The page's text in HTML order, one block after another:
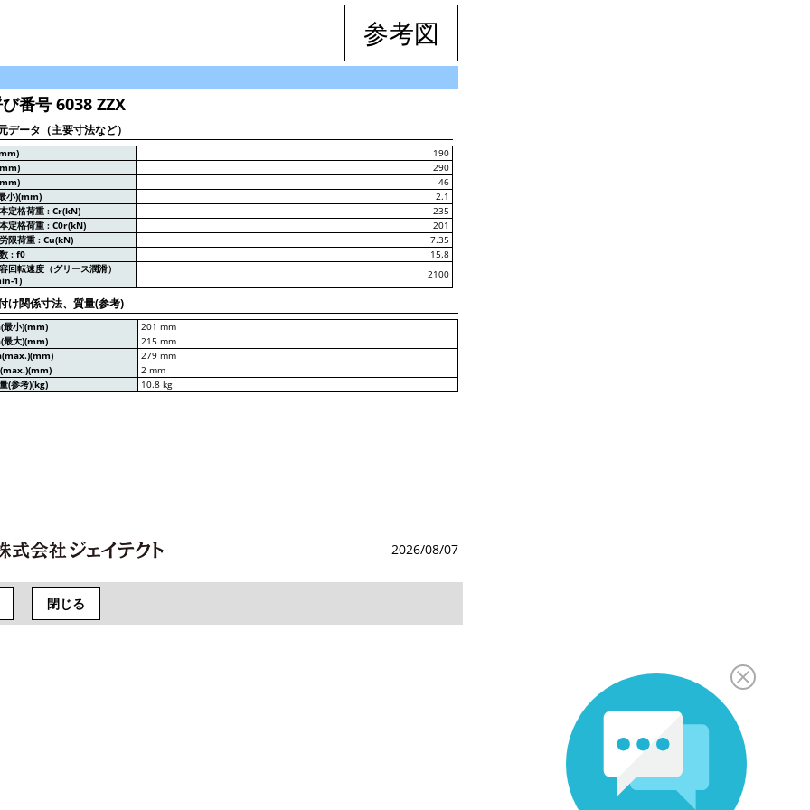
参考図
番号 6038 ZZX
データ（主要寸法など）
190
290
46
小)(mm)
2.1
定格荷重 : Cr(kN)
235
定格荷重 : C0r(kN)
201
限荷重 : Cu(kN)
7.35
: f0
15.8
回転速度（グリース潤滑）
1)
2100
け関係寸法、質量(参考)
最小)(mm)
201 mm
最大)(mm)
215 mm
279 mm
2 mm
(参考)(kg)
10.8 kg
2026/08/07
閉じる